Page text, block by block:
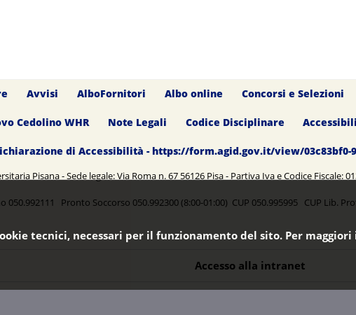
Avvisi AlboFornitori Albo online Concorsi e Selezioni
Cedolino WHR Note Legali Codice Disciplinare
di Accessibilità - https://form.agid.gov.it/view/03c83bf0-
Pisana - Sede legale: Via Roma n. 67 56126 Pisa - Partiva Iva e Codice Fiscale:
050.992111 Pronto Soccorso 050.992300 (8:00-01:00) CUP 050.995995 CUP Lib.
Accesso alla intranet
tecnici, necessari per il funzionamento del sito. Per